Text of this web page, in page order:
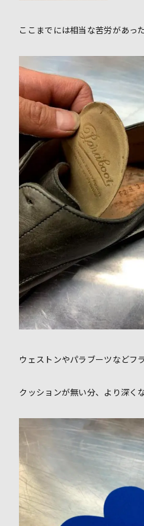
ここまでには相当な苦労があっ
ウェストンやパラブーツなどフ
クッションが無い分、より深くな